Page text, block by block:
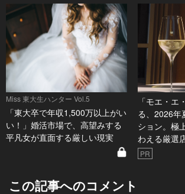
Miss 東大生ハンター Vol.5
「東大卒で年収1,500万以上がい
い！」婚活市場で、高望みする
平凡女が直面する厳しい現実
「モエ・エ
る、2026年
ション。極
わえる厳選
PR
この記事へのコメント